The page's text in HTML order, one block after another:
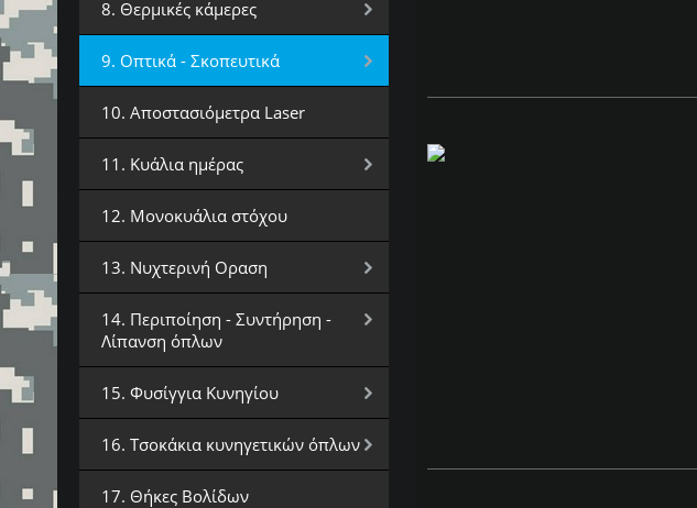
8. Θερμικές κάμερες
9. Οπτικά - Σκοπευτικά
10. Αποστασιόμετρα Laser
11. Κυάλια ημέρας
12. Μονοκυάλια στόχου
13. Νυχτερινή Οραση
14. Περιποίηση - Συντήρηση -
Λίπανση όπλων
15. Φυσίγγια Κυνηγίου
16. Τσοκάκια κυνηγετικών όπλων
17. Θήκες Βολίδων